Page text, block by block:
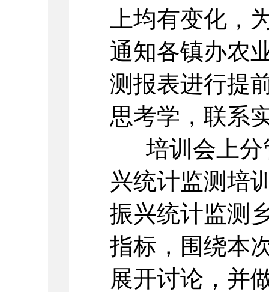
上均有变化，
通知各镇办农
测报表进行提
思考学，联系
培训会上分
兴统计监测培
振兴统计监测
指标，围绕本
展开讨论，并